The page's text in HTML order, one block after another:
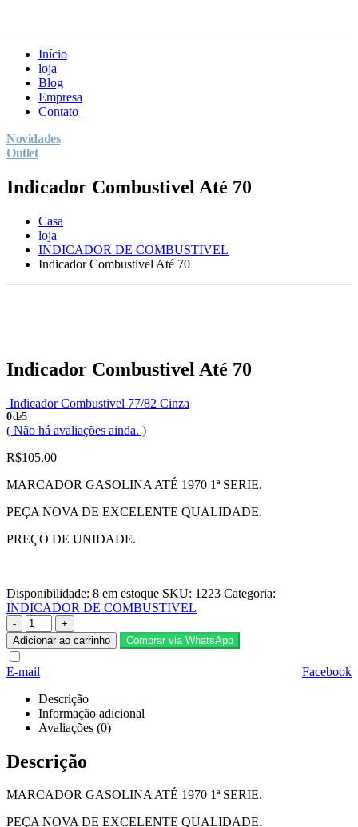
Início
loja
Blog
Empresa
Contato
Novidades
Outlet
Indicador Combustivel Até 70
Casa
loja
INDICADOR DE COMBUSTIVEL
Indicador Combustivel Até 70
Indicador Combustivel Até 70
Indicador Combustivel 77/82 Cinza
0de 5
( Não há avaliações ainda. )
R$105.00
MARCADOR GASOLINA ATÉ 1970 1ª SERIE.
PEÇA NOVA DE EXCELENTE QUALIDADE.
PREÇO DE UNIDADE.
Disponibilidade: 8 em estoque SKU: 1223 Categoria:
INDICADOR DE COMBUSTIVEL
-
+
Adicionar ao carrinho
Comprar via WhatsApp
Facebook
E-mail
Descrição
Informação adicional
Avaliações (0)
Descrição
MARCADOR GASOLINA ATÉ 1970 1ª SERIE.
PEÇA NOVA DE EXCELENTE QUALIDADE.